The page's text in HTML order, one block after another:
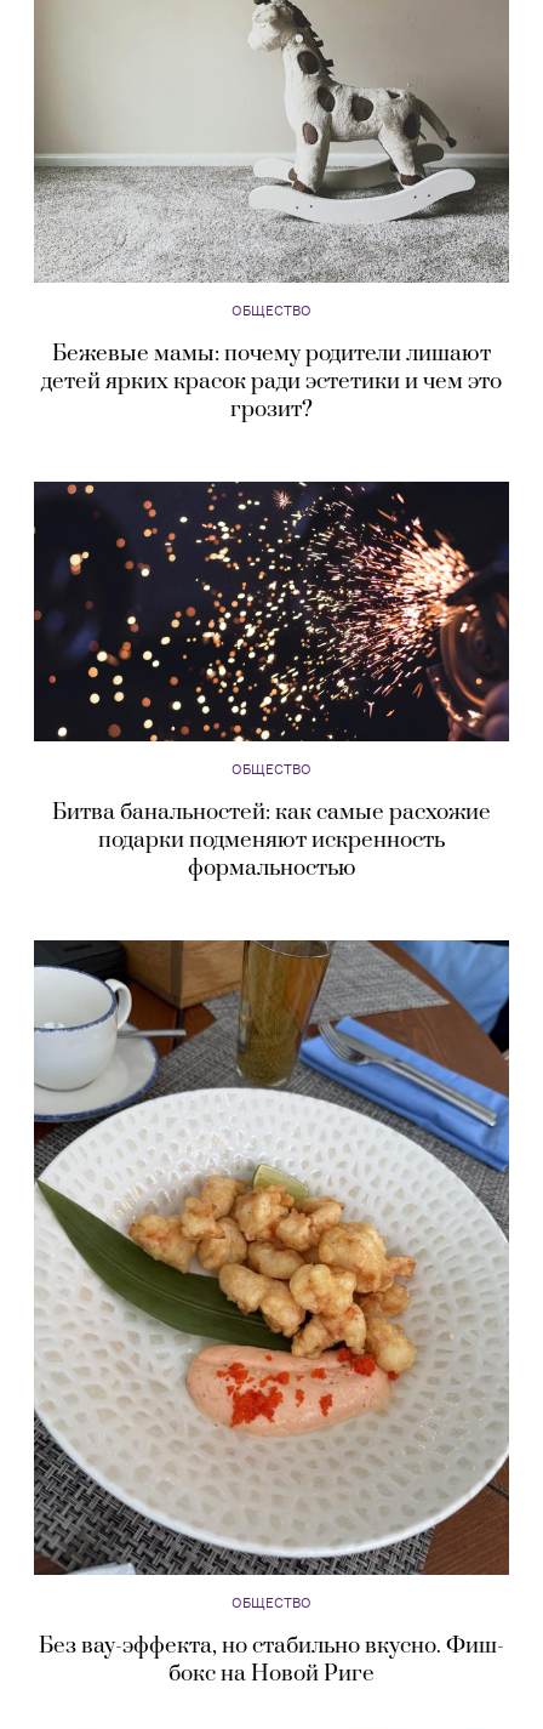
ОБЩЕСТВО
Бежевые мамы: почему родители лишают
детей ярких красок ради эстетики и чем это
грозит?
ОБЩЕСТВО
Битва банальностей: как самые расхожие
подарки подменяют искренность
формальностью
ОБЩЕСТВО
Без вау-эффекта, но стабильно вкусно. Фиш-
бокс на Новой Риге